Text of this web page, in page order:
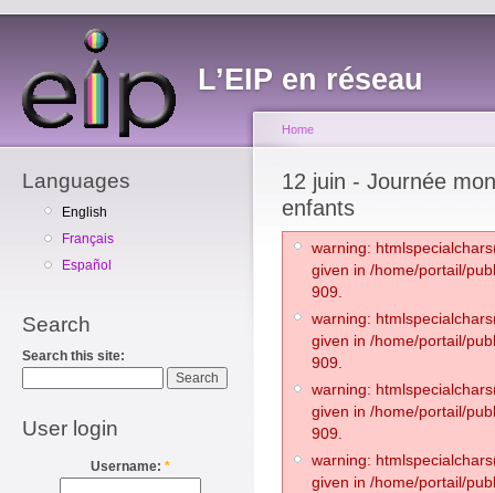
L’EIP en réseau
Languages
English
Français
Español
Search
Search this site:
User login
Username: *
Home
12 juin - Journée
enfants
warning:
given in /home/portail/
909.
warning:
given in /home/portail/
909.
warning:
given in /home/portail/
909.
warning:
given in /home/portail/